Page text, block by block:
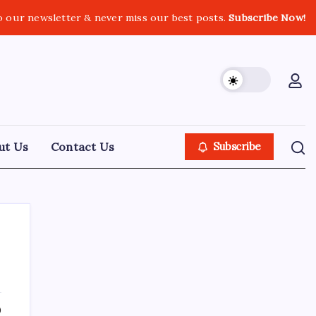
our newsletter & never miss our best posts.Subscribe Now!
Us Contact Us Subscribe